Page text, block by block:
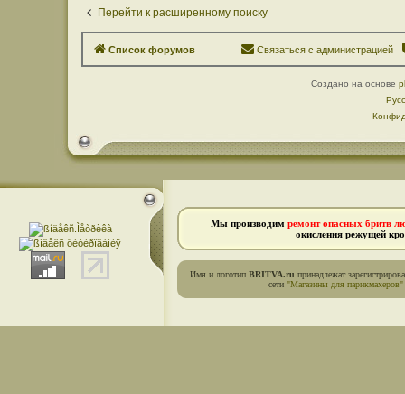
Перейти к расширенному поиску
Список форумов Связаться с администрацией
Создано на основе
Мы производим ремонт опасных бритв
окисления режущей
Имя и логотип BRITVA.ru принадлежат
сети "Магазины для парикмахеров"